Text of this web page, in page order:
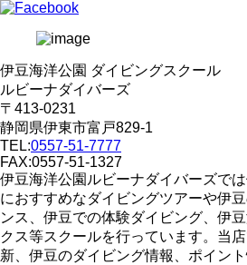
伊豆海洋公園 ダイビングスクール
ルビーナダイバーズ
〒413-0231
静岡県伊東市富戸829-1
TEL:0557-51-7777
FAX:0557-51-1327
伊豆海洋公園ルビーナダイバーズで
におすすめなダイビングツアーや伊
ンス、伊豆での体験ダイビング、伊
クス等スクールを行っています。当
新、伊豆のダイビング情報、ポイン